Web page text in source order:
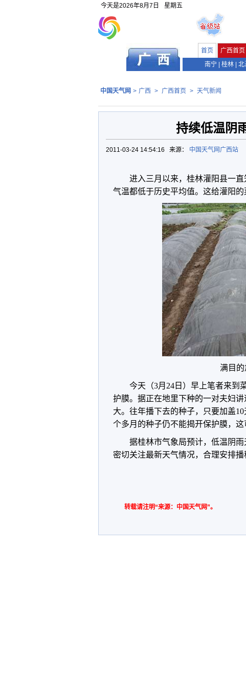
今天是2026年8月7日 星期五
首页 广西首页
南宁
桂林 北
中国天气网 > 广西 > 广西首页 > 天气新闻
持续低温阴
2011-03-24 14:54:16 来源： 中国天气网广西站
进入三月以来，桂林灌阳县一
气温都低于历史平均值。这给灌阳的
满目的
今天（3月24日）早上笔者来到
护膜。据正在地里下种的一对夫妇
大。往年播下去的种子，只要加盖
个多月的种子仍不能揭开保护膜，这
据桂林市气象局预计，低温阴
密切关注最新天气情况，合理安排播
转载请注明“来源：中国天气网”。